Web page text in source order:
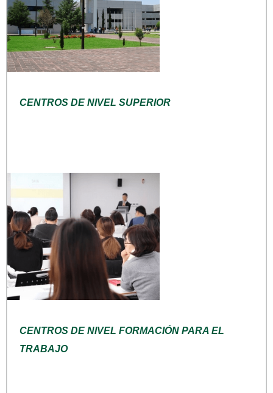
CENTROS DE NIVEL SUPERIOR
CENTROS DE NIVEL FORMACIÓN PARA EL
TRABAJO